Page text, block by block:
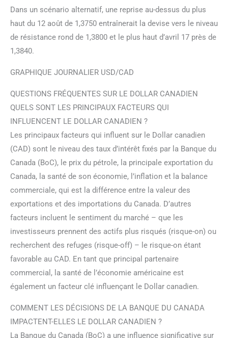
Dans un scénario alternatif, une reprise au-dessus du plus
haut du 12 août de 1,3750 entraînerait la devise vers le niveau
de résistance rond de 1,3800 et le plus haut d’avril 17 près de
1,3840.
GRAPHIQUE JOURNALIER USD/CAD
QUESTIONS FRÉQUENTES SUR LE DOLLAR CANADIEN
QUELS SONT LES PRINCIPAUX FACTEURS QUI
INFLUENCENT LE DOLLAR CANADIEN ?
Les principaux facteurs qui influent sur le Dollar canadien
(CAD) sont le niveau des taux d’intérêt fixés par la Banque du
Canada (BoC), le prix du pétrole, la principale exportation du
Canada, la santé de son économie, l’inflation et la balance
commerciale, qui est la différence entre la valeur des
exportations et des importations du Canada. D’autres
facteurs incluent le sentiment du marché – que les
investisseurs prennent des actifs plus risqués (risque-on) ou
recherchent des refuges (risque-off) – le risque-on étant
favorable au CAD. En tant que principal partenaire
commercial, la santé de l’économie américaine est
également un facteur clé influençant le Dollar canadien.
COMMENT LES DÉCISIONS DE LA BANQUE DU CANADA
IMPACTENT-ELLES LE DOLLAR CANADIEN ?
La Banque du Canada (BoC) a une influence significative sur